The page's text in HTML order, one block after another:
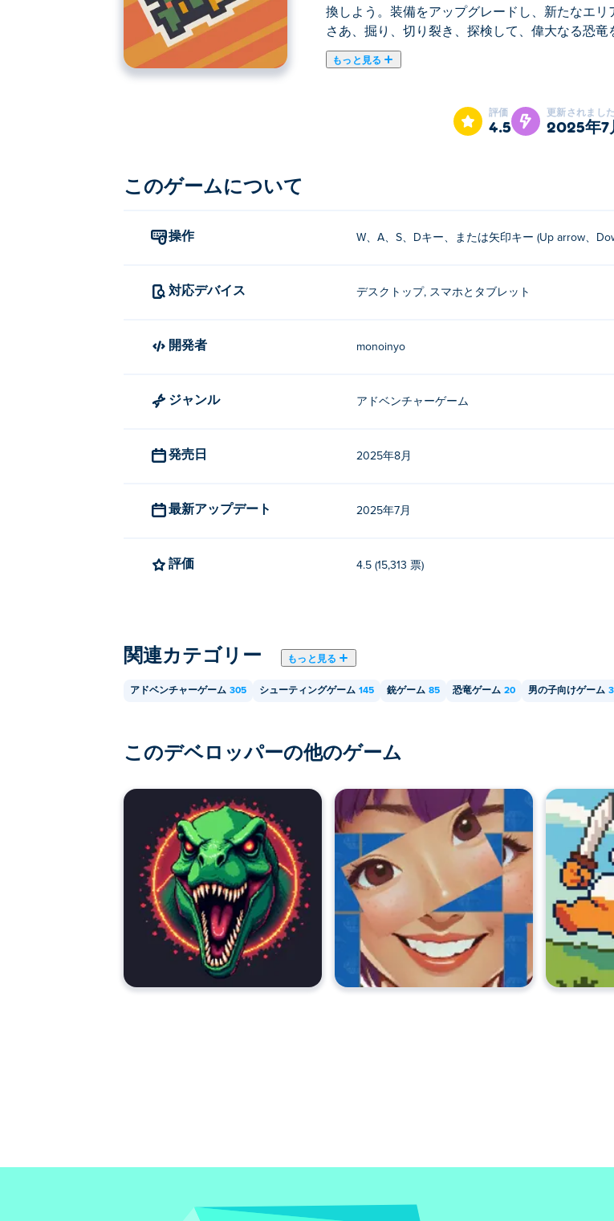
換しよう。装備をアップグレードし、新たなエ
さあ、掘り、切り裂き、探検して、偉大なる恐竜
もっと見る
Dino Minerは、アクションと放置系ゲームを融合させた作品。愛らしい恐竜が強力
しいモンスターに挑みながら強くなろう。さあ、掘り、切り裂き、探検して、偉大
移動するには、WASD、矢印キー、またはジョイスティックを使用します。
Dino Minerを無料でプレイするにはどうすればいいですか?
Dino Miner はモバイル デバイスとデスクトップでプレイできますか?
Dino Miner は、コンピューターや携帯電話、タブレットなどのモバイル デバイスで
評価
4.5
更新されました
2025年7
このゲームについて
操作 W、A、S、Dキー、または矢印キー (Up arrow、
対応デバイス デスクトップ, スマホとタブレット
開発者 monoinyo
ジャンル アドベンチャーゲーム
発売日 2025年8月
最新アップデート 2025年7月
評価 4.5 (15,313 票)
関連カテゴリー もっと見る
アドベンチャーゲーム 305 シューティングゲーム 145 銃ゲーム 85 恐竜ゲーム 20 男の子向けゲーム
このデベロッパーの他のゲーム